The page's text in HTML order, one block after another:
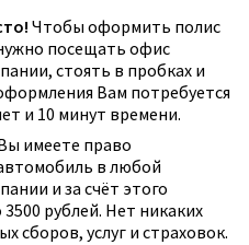
Чтобы оформить полис
посещать офис
стоять в пробках и
Вам потребуется
и 10 минут времени.
имеете право
в любой
и за счёт этого
рублей. Нет никаких
сборов, услуг и страховок.